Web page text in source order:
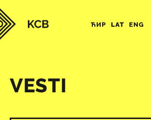
ЋИР LAT ENG
VESTI